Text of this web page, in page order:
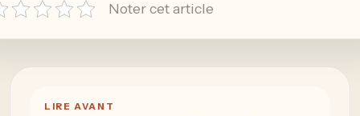
Noter cet article
LIRE AVANT